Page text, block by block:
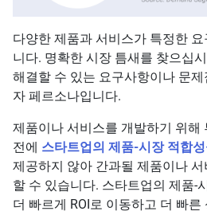
다양한 제품과 서비스가 특정한
니다. 명확한 시장 틈새를 찾으십
해결할 수 있는 요구사항이나 문
자 페르소나입니다.
제품이나 서비스를 개발하기 위해
전에 스타트업의 제품-시장 적합
제공하지 않아 간과될 제품이나
할 수 있습니다. 스타트업의 제품-
더 빠르게 ROI로 이동하고 더 빠